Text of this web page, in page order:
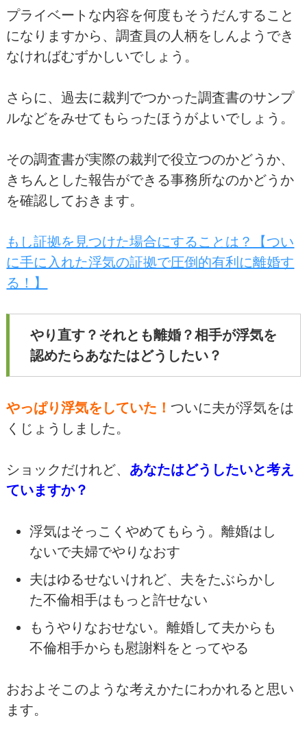
プライベートな内容を何度もそうだんすること
になりますから、調査員の人柄をしんようでき
なければむずかしいでしょう。
さらに、過去に裁判でつかった調査書のサンプ
ルなどをみせてもらったほうがよいでしょう。
その調査書が実際の裁判で役立つのかどうか、
きちんとした報告ができる事務所なのかどうか
を確認しておきます。
もし証拠を見つけた場合にすることは？【つい
に手に入れた浮気の証拠で圧倒的有利に離婚す
る！】
やり直す？それとも離婚？相手が浮気を
認めたらあなたはどうしたい？
やっぱり浮気をしていた！ついに夫が浮気をは
くじょうしました。
ショックだけれど、 あなたはどうしたいと考え
ていますか？
浮気はそっこくやめてもらう。離婚はし
ないで夫婦でやりなおす
夫はゆるせないけれど、夫をたぶらかし
た不倫相手はもっと許せない
もうやりなおせない。離婚して夫からも
不倫相手からも慰謝料をとってやる
おおよそこのような考えかたにわかれると思い
ます。